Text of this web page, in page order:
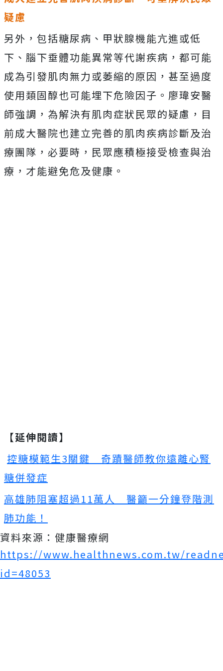
疑慮
另外，包括糖尿病、甲狀腺機能亢進或低
下、腦下垂體功能異常等代謝疾病，都可能
成為引發肌肉無力或萎縮的原因，甚至過度
使用類固醇也可能埋下危險因子。廖瑋安醫
師強調，為解決有肌肉症狀民眾的疑慮，目
前成大醫院也建立完善的肌肉疾病診斷及治
療團隊，必要時，民眾應積極接受檢查與治
療，才能避免危及健康。
【延伸閱讀】
控糖模範生3關鍵 奇蹟醫師教你遠離心腎
糖併發症
高雄肺阻塞超過11萬人 醫籲一分鐘登階測
肺功能！
資料來源：健康醫療網
https://www.healthnews.com.tw/
id=48053